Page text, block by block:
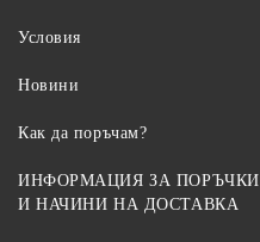
Условия
Новини
Как да поръчам?
ИНФОРМАЦИЯ ЗА ПОРЪЧКИ
И НАЧИНИ НА ДОСТАВКА